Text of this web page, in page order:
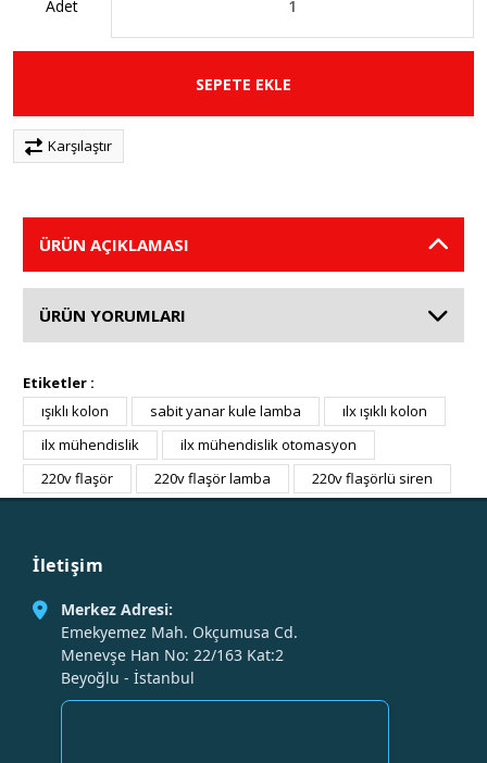
Adet
SEPETE EKLE
Karşılaştır
ÜRÜN AÇIKLAMASI
ÜRÜN YORUMLARI
Etiketler :
ışıklı kolon
sabit yanar kule lamba
ılx ışıklı kolon
ilx mühendislik
ilx mühendislik otomasyon
220v flaşör
220v flaşör lamba 220v flaşörlü siren
İletişim
Merkez Adresi:
Emekyemez Mah. Okçumusa Cd.
Menevşe Han No: 22/163 Kat:2
Beyoğlu - İstanbul